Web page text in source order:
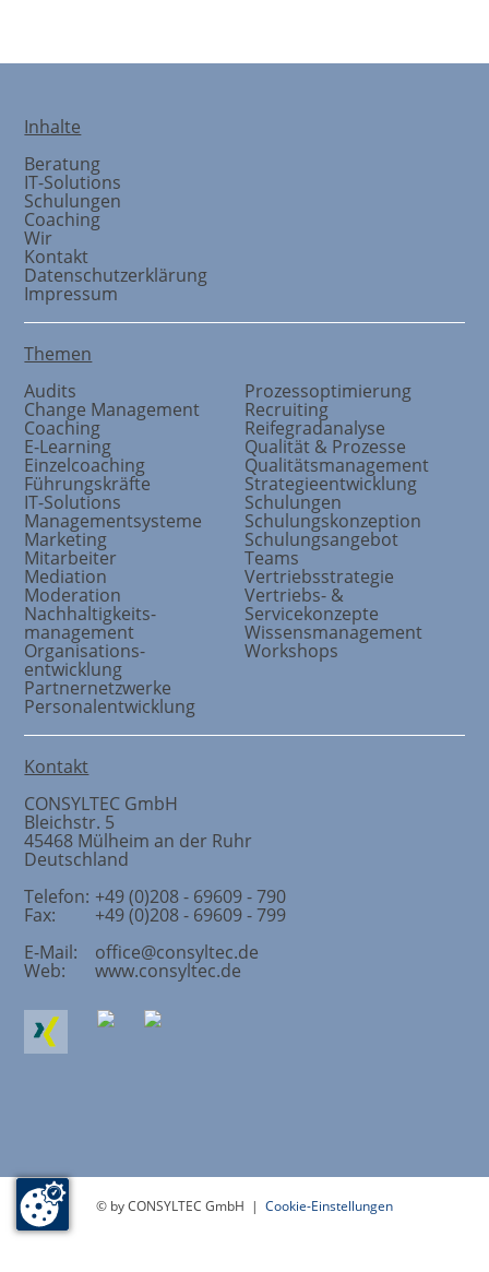
Inhalte
Beratung
IT-Solutions
Schulungen
Coaching
Wir
Kontakt
Datenschutzerklärung
Impressum
Themen
Audits
Change Management
Coaching
E-Learning
Einzelcoaching
Führungskräfte
IT-Solutions
Managementsysteme
Marketing
Mitarbeiter
Mediation
Moderation
Nachhaltigkeits-
management
Organisations-
entwicklung
Partnernetzwerke
Personalentwicklung
Prozessoptimierung
Recruiting
Reifegradanalyse
Qualität & Prozesse
Qualitätsmanagement
Strategieentwicklung
Schulungen
Schulungskonzeption
Schulungsangebot
Teams
Vertriebsstrategie
Vertriebs- &
Servicekonzepte
Wissensmanagement
Workshops
Kontakt
CONSYLTEC GmbH
Bleichstr. 5
45468 Mülheim an der Ruhr
Deutschland
Telefon: +49 (0)208 - 69609 - 790
Fax:
+49 (0)208 - 69609 - 799
E-Mail:
office@consyltec.de
Web: www.consyltec.de
© by CONSYLTEC GmbH | Cookie-Einstellungen